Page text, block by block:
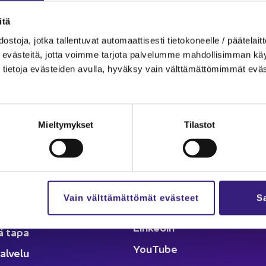
jotka tal­len­tu­vat au­to­maat­ti­ses­ti tie­to­ko­neel­le /
jotta voim­me tar­jo­ta pal­ve­lum­me mah­dol­li­sim­man
eväs­tei­den avul­la, hy­väk­sy vain vält­tä­mät­tö­mim­mät
Mieltymykset Tilastot
Vain välttämättömät evästeet
ja ta­pah­tu­mat
tapa
Ka­na­va
Kes­kus­te­lu
Seu­raa meitä
Face­book
Lin­ke­dIn
YouTube